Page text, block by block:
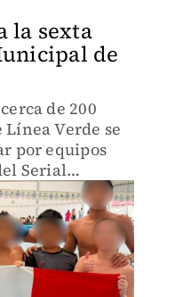
la sexta
de
de 200
Verde se
por equipos
Serial
Natación 2026.